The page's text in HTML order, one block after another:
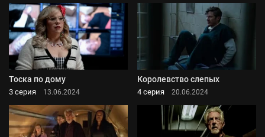
Тоска по дому
3 серия 13.06.2024
Королевство слепых
4 серия 20.06.2024